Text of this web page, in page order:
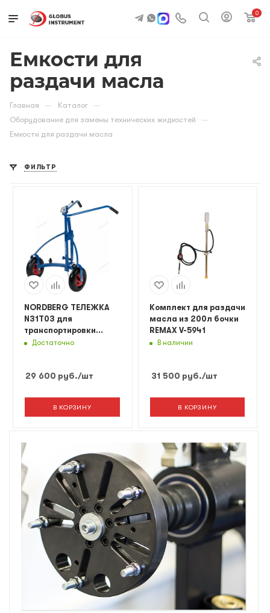
0
Емкости для
раздачи масла
Главная — Каталог —
Оборудование для замены технических жидкостей —
Емкости для раздачи масла
ФИЛЬТР
NORDBERG ТЕЛЕЖКА
N31T03 для
транспортировки
бочек до 300 кг
Достаточно
29 600 руб./шт
В КОРЗИНУ
Комплект для раздачи
масла из 200л бочки
REMAX V-5941
В наличии
31 500 руб./шт
В КОРЗИНУ